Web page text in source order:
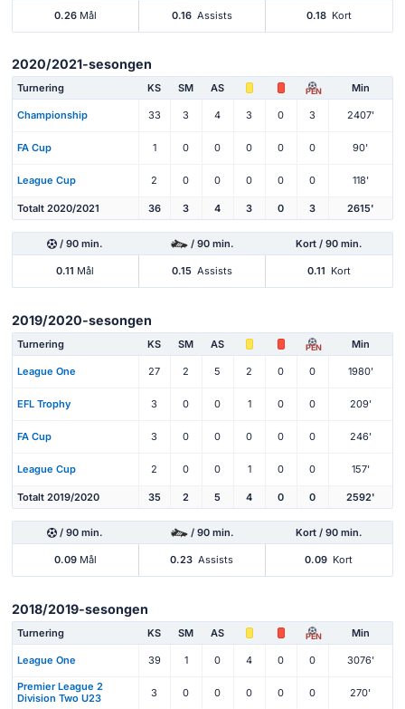
0.26Mål 0.16 Assists 0.18 Kort
2020/2021-sesongen
Turnering KS SM AS PEN Min
Championship 33 3 4 3 0 3 2407'
FA Cup 1 0 0 0 0 0 90'
League Cup 2 0 0 0 0 0 118'
Totalt 2020/2021 36 3 4 3 0 3 2615'
/ 90 min. / 90 min. Kort / 90 min.
0.11 Mål 0.15 Assists 0.11 Kort
2019/2020-sesongen
Turnering KS SM AS PEN Min
League One 27 2 5 2 0 0 1980'
EFL Trophy 3 0 0 1 0 0 209'
FA Cup 3 0 0 0 0 0 246'
League Cup 2 0 0 1 0 0 157'
Totalt 2019/2020 35 2 5 4 0 0 2592'
/ 90 min. / 90 min. Kort / 90 min.
0.09Mål 0.23 Assists 0.09 Kort
2018/2019-sesongen
Turnering KS SM AS PEN Min
League One 39 1 0 4 0 0 3076'
Premier League 2
Division Two U23
3 0 0 0 0 0 270'